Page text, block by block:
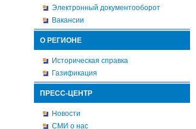
Электронный документооборот
Вакансии
О РЕГИОНЕ
Историческая справка
Газификация
ПРЕСС-ЦЕНТР
Новости
СМИ о нас